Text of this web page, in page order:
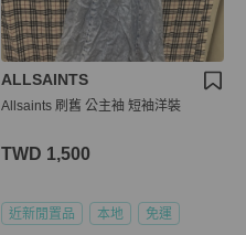
ALLSAINTS
Allsaints 刷舊 公主袖 短袖洋裝
TWD 1,500
近新閒置品 本地 免運